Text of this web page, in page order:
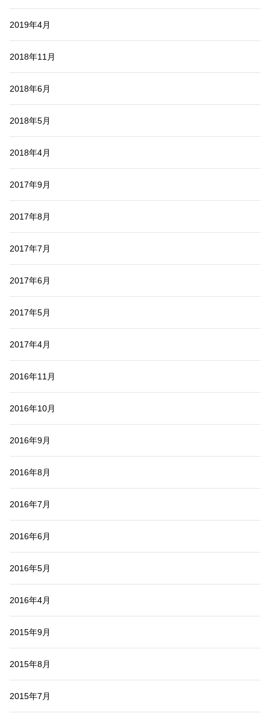
2019年4月
2018年11月
2018年6月
2018年5月
2018年4月
2017年9月
2017年8月
2017年7月
2017年6月
2017年5月
2017年4月
2016年11月
2016年10月
2016年9月
2016年8月
2016年7月
2016年6月
2016年5月
2016年4月
2015年9月
2015年8月
2015年7月